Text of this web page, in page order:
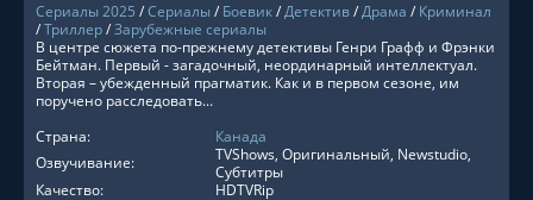
Сериалы 2025 /Сериалы/ Боевик/Детектив/Драма / Криминал
/Триллер/Зарубежные сериалы
В центре сюжета по-прежнему детективы Генри Графф и Фрэнки
Бейтман. Первый - загадочный, неординарный интеллектуал.
Вторая – убежденный прагматик. Как и в первом сезоне, им
поручено расследовать...
Страна:
Канада
Озвучивание:
TVShows, Оригинальный, Newstudio,
Субтитры
Качество:
HDTVRip